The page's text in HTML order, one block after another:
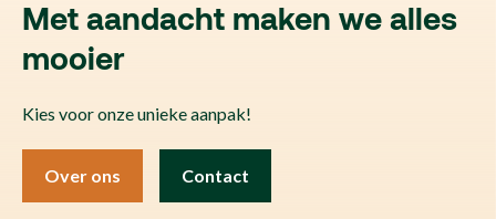
Met aandacht maken we alles
mooier
Kies voor onze unieke aanpak!
Over ons Contact